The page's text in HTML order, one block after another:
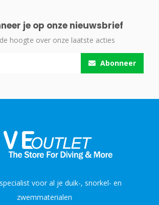
je op onze nieuwsbrief
hoogte over onze laatste acties
Abonneer
voor al je duik-, snorkel- en
zwemmaterialen